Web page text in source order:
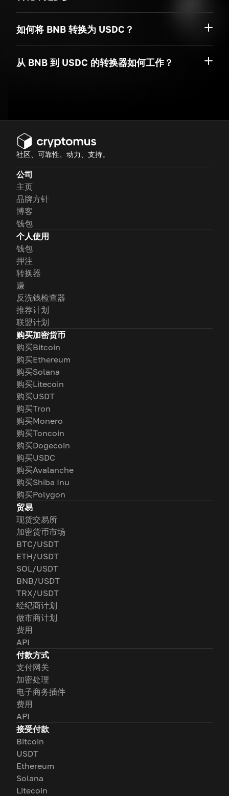
如何将 BNB 转换为 USDC？
从 BNB 到 USDC 的转换器如何工作？
社区、可靠性、动力、支持。
公司
主页
品牌方针
博客
钱包
个人使用
钱包
押注
转换器
赚
反洗钱检查器
推荐计划
联盟计划
购买加密货币
购买Bitcoin
购买Ethereum
购买Solana
购买Litecoin
购买USDT
购买Tron
购买Monero
购买Toncoin
购买Dogecoin
购买USDC
购买Avalanche
购买Shiba Inu
购买Polygon
贸易
现货交易所
加密货币市场
BTC/USDT
ETH/USDT
SOL/USDT
BNB/USDT
TRX/USDT
经纪商计划
做市商计划
费用
API
付款方式
支付网关
加密处理
电子商务插件
费用
API
接受付款
Bitcoin
USDT
Ethereum
Solana
Litecoin